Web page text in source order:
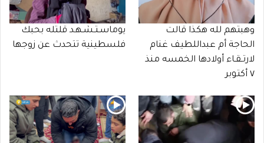
وهبتهم لله هكذا قالت
الحاجة أم عبداللطيف غنام
لارتـقـاء أولادها الخمسه منذ
٧ أكتوبر
يوماسـتـشـهـد قلتله بحبك
فلسطينية تتحدث عن زوجها